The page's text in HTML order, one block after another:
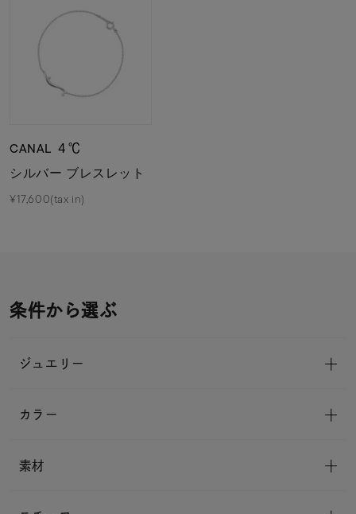
CANAL ４℃
シルバー ブレスレット
¥17,600(tax in)
条件から選ぶ
ジュエリー
カラー
素材